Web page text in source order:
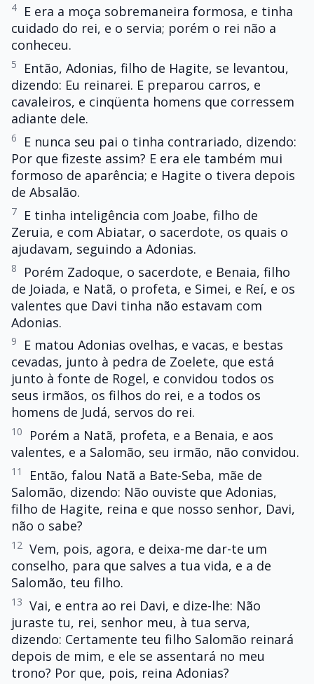
4
E era a moça sobremaneira formosa, e tinha
cuidado do rei, e o servia; porém o rei não a
conheceu.
5
Então, Adonias, filho de Hagite, se levantou,
dizendo: Eu reinarei. E preparou carros, e
cavaleiros, e cinqüenta homens que corressem
adiante dele.
6
E nunca seu pai o tinha contrariado, dizendo:
Por que fizeste assim? E era ele também mui
formoso de aparência; e Hagite o tivera depois
de Absalão.
7
E tinha inteligência com Joabe, filho de
Zeruia, e com Abiatar, o sacerdote, os quais o
ajudavam, seguindo a Adonias.
8
Porém Zadoque, o sacerdote, e Benaia, filho
de Joiada, e Natã, o profeta, e Simei, e Reí, e os
valentes que Davi tinha não estavam com
Adonias.
9
E matou Adonias ovelhas, e vacas, e bestas
cevadas, junto à pedra de Zoelete, que está
junto à fonte de Rogel, e convidou todos os
seus irmãos, os filhos do rei, e a todos os
homens de Judá, servos do rei.
10
Porém a Natã, profeta, e a Benaia, e aos
valentes, e a Salomão, seu irmão, não convidou.
11
Então, falou Natã a Bate-Seba, mãe de
Salomão, dizendo: Não ouviste que Adonias,
filho de Hagite, reina e que nosso senhor, Davi,
não o sabe?
12 Vem, pois, agora, e deixa-me dar-te um
conselho, para que salves a tua vida, e a de
Salomão, teu filho.
13 Vai, e entra ao rei Davi, e dize-lhe: Não
juraste tu, rei, senhor meu, à tua serva,
dizendo: Certamente teu filho Salomão reinará
depois de mim, e ele se assentará no meu
trono? Por que, pois, reina Adonias?